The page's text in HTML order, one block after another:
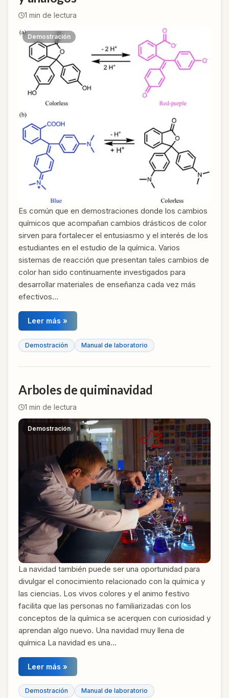
1 min de lectura
Demostración
Es común que en demostraciones donde los cambios
químicos que acompañan cambios drásticos de color
sirven para fortalecer el entusiasmo y el interés de los
estudiantes en el estudio de la química. Varios
sistemas de reacción que presentan tales cambios de
color han sido continuamente investigados para
desarrollar materiales de enseñanza cada vez más
efectivos…
Leer más »
Demostración Manual de laboratorio
Arboles de quiminavidad
1 min de lectura
Demostración
La navidad también puede ser una oportunidad para
divulgar el conocimiento relacionado con la química y
las ciencias. Los vivos colores y el animo festivo
facilita que las personas no familiarizadas con los
conceptos de la química se acerquen con curiosidad y
aprendan algo nuevo. Una navidad muy llena de
química La navidad es una…
Leer más »
Demostración Manual de laboratorio